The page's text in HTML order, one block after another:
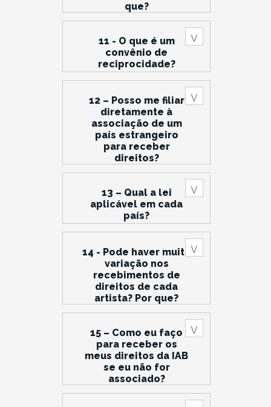
que?
11 - O que é um
convênio de
reciprocidade?
12 – Posso me filiar
diretamente à
associação de um
país estrangeiro
para receber
direitos?
13 – Qual a lei
aplicável em cada
país?
14 - Pode haver muita
variação nos
recebimentos de
direitos de cada
artista? Por que?
15 – Como eu faço
para receber os
meus direitos da IAB
se eu não for
associado?